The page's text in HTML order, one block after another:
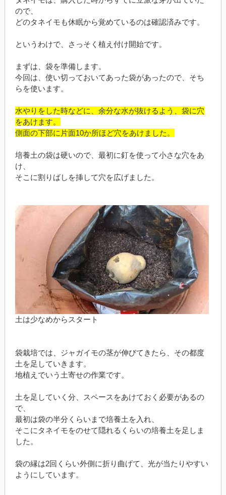
ので、
どのタネイモも休眠から覚めているのは確認済みです。
というわけで、さっそく植え付け開始です。
まずは、袋を準備します。
今回は、使い切っておいてあった袋があったので、そち
らを使います。
水やりをした時などに、余分な水が抜けるよう、袋に穴
をあけます。
側面の下部に片面10か所ほど穴をあけました。
培養土の袋は硬いので、最初に釘を使って小さな穴をあ
け、
そこに割りばしを挿して穴を広げました。
土は少なめからスタート
袋栽培では、ジャガイモの茎が伸びてきたら、その都度
土を足していきます。
地植えでいう土寄せの作業です。
土を足していく分、スペースをあけておく必要があるの
で、
最初は袋の半分くらいまで培養土を入れ、
そこにタネイモをのせて隠れるくらいの培養土を足しま
した。
袋の縁は2回くらい外側に折り曲げて、光が当たりやすい
ようにしています。